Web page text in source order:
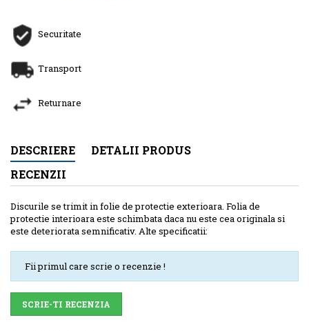
Securitate
Transport
Returnare
DESCRIERE
DETALII PRODUS
RECENZII
Discurile se trimit in folie de protectie exterioara. Folia de
protectie interioara este schimbata daca nu este cea originala si
este deteriorata semnificativ. Alte specificatii:
Fii primul care scrie o recenzie !
SCRIE-TI RECENZIA